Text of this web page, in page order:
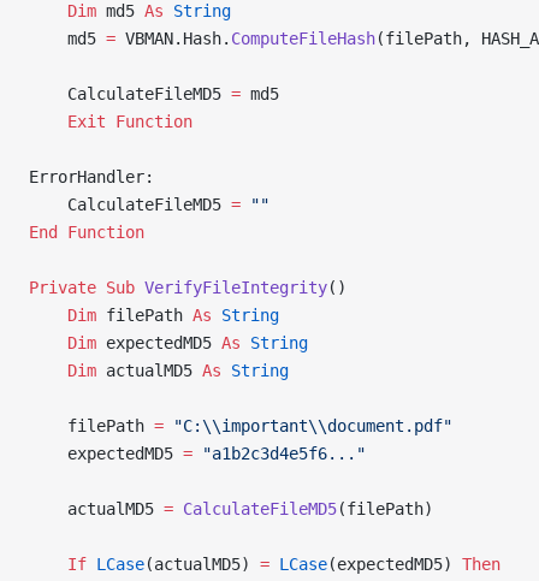
    Dim
md5 As String
    md5
= VBMAN.Hash. ComputeFileHash(filePath,
    CalculateFileMD5
= md5
    Exit Function
ErrorHandler:
    CalculateFileMD5
= ""
End Function
Private Sub VerifyFileIntegrity()
    Dim
filePath As String
    Dim
expectedMD5 As String
    Dim
actualMD5 As String
    filePath
= "C:\\important\\document.pdf"
    expectedMD5
= "a1b2c3d4e5f6..."
    actualMD5
= CalculateFileMD5(filePath)
    If
LCase(actualMD5) = LCase(expectedMD5) Then